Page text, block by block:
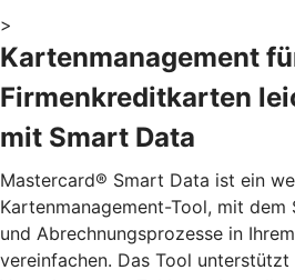
>
Kartenmanagement
Firmenkreditkarten
mit Smart Data
Mastercard® Smart Data ist ein
Kartenmanagement-Tool, mit
und Abrechnungsprozesse in
vereinfachen. Das Tool